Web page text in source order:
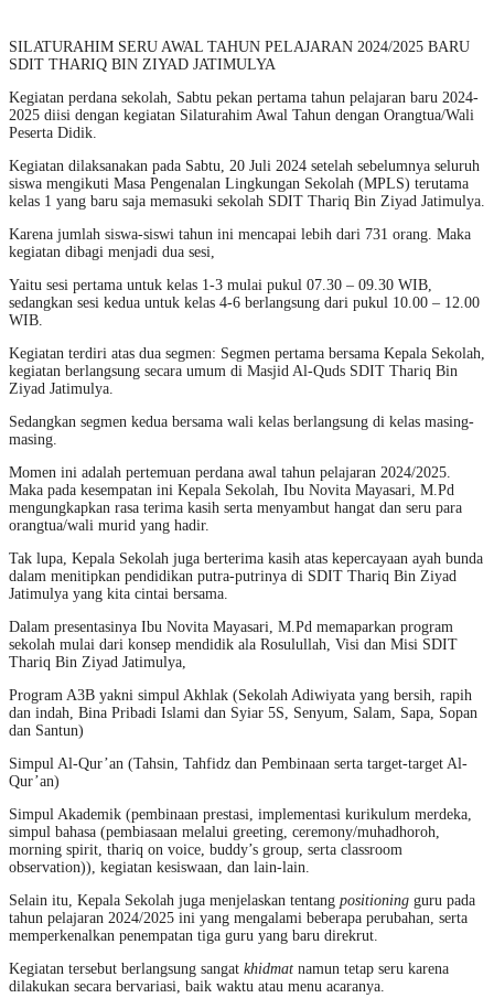
SILATURAHIM SERU AWAL TAHUN PELAJARAN 2024/2025 BARU
SDIT THARIQ BIN ZIYAD JATIMULYA
Kegiatan perdana sekolah, Sabtu pekan pertama tahun pelajaran baru 2024-
2025 diisi dengan kegiatan Silaturahim Awal Tahun dengan Orangtua/Wali
Peserta Didik.
Kegiatan dilaksanakan pada Sabtu, 20 Juli 2024 setelah sebelumnya seluruh
siswa mengikuti Masa Pengenalan Lingkungan Sekolah (MPLS) terutama
kelas 1 yang baru saja memasuki sekolah SDIT Thariq Bin Ziyad Jatimulya.
Karena jumlah siswa-siswi tahun ini mencapai lebih dari 731 orang. Maka
kegiatan dibagi menjadi dua sesi,
Yaitu sesi pertama untuk kelas 1-3 mulai pukul 07.30 – 09.30 WIB,
sedangkan sesi kedua untuk kelas 4-6 berlangsung dari pukul 10.00 – 12.00
WIB.
Kegiatan terdiri atas dua segmen: Segmen pertama bersama Kepala Sekolah,
kegiatan berlangsung secara umum di Masjid Al-Quds SDIT Thariq Bin
Ziyad Jatimulya.
Sedangkan segmen kedua bersama wali kelas berlangsung di kelas masing-
masing.
Momen ini adalah pertemuan perdana awal tahun pelajaran 2024/2025.
Maka pada kesempatan ini Kepala Sekolah, Ibu Novita Mayasari, M.Pd
mengungkapkan rasa terima kasih serta menyambut hangat dan seru para
orangtua/wali murid yang hadir.
Tak lupa, Kepala Sekolah juga berterima kasih atas kepercayaan ayah bunda
dalam menitipkan pendidikan putra-putrinya di SDIT Thariq Bin Ziyad
Jatimulya yang kita cintai bersama.
Dalam presentasinya Ibu Novita Mayasari, M.Pd memaparkan program
sekolah mulai dari konsep mendidik ala Rosulullah, Visi dan Misi SDIT
Thariq Bin Ziyad Jatimulya,
Program A3B yakni simpul Akhlak (Sekolah Adiwiyata yang bersih, rapih
dan indah, Bina Pribadi Islami dan Syiar 5S, Senyum, Salam, Sapa, Sopan
dan Santun)
Simpul Al-Qur’an (Tahsin, Tahfidz dan Pembinaan serta target-target Al-
Qur’an)
Simpul Akademik (pembinaan prestasi, implementasi kurikulum merdeka,
simpul bahasa (pembiasaan melalui greeting, ceremony/muhadhoroh,
morning spirit, thariq on voice, buddy’s group, serta classroom
observation)), kegiatan kesiswaan, dan lain-lain.
Selain itu, Kepala Sekolah juga menjelaskan tentang positioning guru pada
tahun pelajaran 2024/2025 ini yang mengalami beberapa perubahan, serta
memperkenalkan penempatan tiga guru yang baru direkrut.
Kegiatan tersebut berlangsung sangat khidmat namun tetap seru karena
dilakukan secara bervariasi, baik waktu atau menu acaranya.